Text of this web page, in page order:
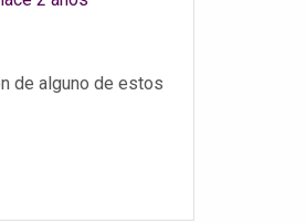
de alguno de estos